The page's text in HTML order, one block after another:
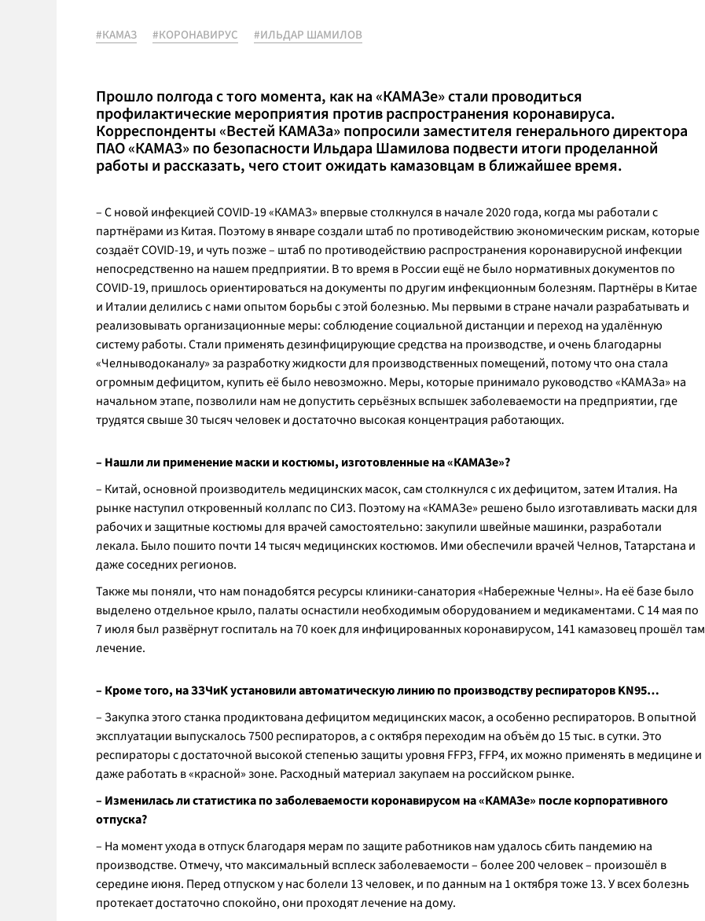
#КАМАЗ #КОРОНАВИРУС #ИЛЬДАР ШАМИЛОВ
Прошло полгода с того момента, как на «КАМАЗе» стали проводиться
профилактические мероприятия против распространения коронавируса.
Корреспонденты «Вестей КАМАЗа» попросили заместителя генерального директора
ПАО «КАМАЗ» по безопасности Ильдара Шамилова подвести итоги проделанной
работы и рассказать, чего стоит ожидать камазовцам в ближайшее время.
– С новой инфекцией COVID-19 «КАМАЗ» впервые столкнулся в начале 2020 года, когда мы работали с
партнёрами из Китая. Поэтому в январе создали штаб по противодействию экономическим рискам, которые
создаёт COVID-19, и чуть позже – штаб по противодействию распространения коронавирусной инфекции
непосредственно на нашем предприятии. В то время в России ещё не было нормативных документов по
COVID-19, пришлось ориентироваться на документы по другим инфекционным болезням. Партнёры в Китае
и Италии делились с нами опытом борьбы с этой болезнью. Мы первыми в стране начали разрабатывать и
реализовывать организационные меры: соблюдение социальной дистанции и переход на удалённую
систему работы. Стали применять дезинфицирующие средства на производстве, и очень благодарны
«Челныводоканалу» за разработку жидкости для производственных помещений, потому что она стала
огромным дефицитом, купить её было невозможно. Меры, которые принимало руководство «КАМАЗа» на
начальном этапе, позволили нам не допустить серьёзных вспышек заболеваемости на предприятии, где
трудятся свыше 30 тысяч человек и достаточно высокая концентрация работающих.
– Нашли ли применение маски и костюмы, изготовленные на «КАМАЗе»?
– Китай, основной производитель медицинских масок, сам столкнулся с их дефицитом, затем Италия. На
рынке наступил откровенный коллапс по СИЗ. Поэтому на «КАМАЗе» решено было изготавливать маски для
рабочих и защитные костюмы для врачей самостоятельно: закупили швейные машинки, разработали
лекала. Было пошито почти 14 тысяч медицинских костюмов. Ими обеспечили врачей Челнов, Татарстана и
даже соседних регионов.
Также мы поняли, что нам понадобятся ресурсы клиники-санатория «Набережные Челны». На её базе было
выделено отдельное крыло, палаты оснастили необходимым оборудованием и медикаментами. С 14 мая по
7 июля был развёрнут госпиталь на 70 коек для инфицированных коронавирусом, 141 камазовец прошёл там
лечение.
– Кроме того, на ЗЗЧиК установили автоматическую линию по производству респираторов KN95…
– Закупка этого станка продиктована дефицитом медицинских масок, а особенно респираторов. В опытной
эксплуатации выпускалось 7500 респираторов, а с октября переходим на объём до 15 тыс. в сутки. Это
респираторы с достаточной высокой степенью защиты уровня FFР3, FFР4, их можно применять в медицине и
даже работать в «красной» зоне. Расходный материал закупаем на российском рынке.
– Изменилась ли статистика по заболеваемости коронавирусом на «КАМАЗе» после корпоративного
отпуска?
– На момент ухода в отпуск благодаря мерам по защите работников нам удалось сбить пандемию на
производстве. Отмечу, что максимальный всплеск заболеваемости – более 200 человек – произошёл в
середине июня. Перед отпуском у нас болели 13 человек, и по данным на 1 октября тоже 13. У всех болезнь
протекает достаточно спокойно, они проходят лечение на дому.